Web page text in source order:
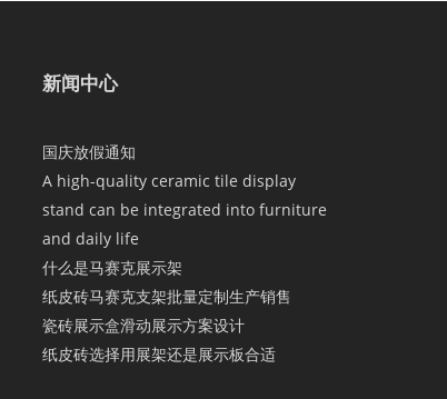
新闻中心
国庆放假通知
A high-quality ceramic tile display
stand can be integrated into furniture
and daily life
什么是马赛克展示架
纸皮砖马赛克支架批量定制生产销售
瓷砖展示盒滑动展示方案设计
纸皮砖选择用展架还是展示板合适